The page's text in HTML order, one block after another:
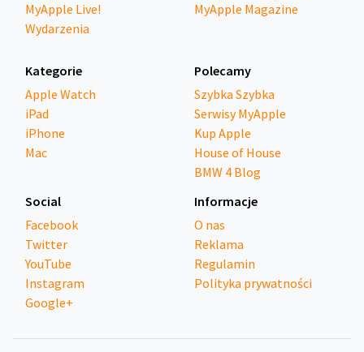
MyApple Live!
Wydarzenia
MyApple Magazine
Kategorie
Apple Watch
iPad
iPhone
Mac
Polecamy
Szybka Szybka
Serwisy MyApple
Kup Apple
House of House
BMW 4 Blog
Social
Facebook
Twitter
YouTube
Instagram
Google+
Informacje
O nas
Reklama
Regulamin
Polityka prywatności